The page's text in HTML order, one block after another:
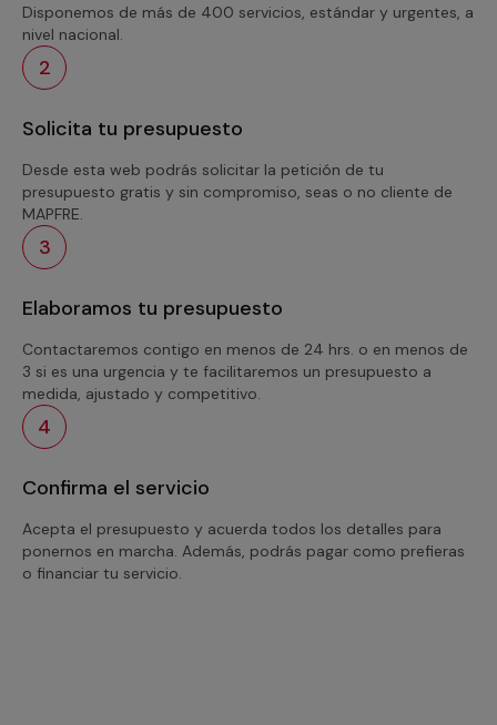
Disponemos de más de 400 servicios, estándar y urgentes, a
nivel nacional.
2
Solicita tu presupuesto
Desde esta web podrás solicitar la petición de tu
presupuesto gratis y sin compromiso, seas o no cliente de
MAPFRE.
3
Elaboramos tu presupuesto
Contactaremos contigo en menos de 24 hrs. o en menos de
3 si es una urgencia y te facilitaremos un presupuesto a
medida, ajustado y competitivo.
4
Confirma el servicio
Acepta el presupuesto y acuerda todos los detalles para
ponernos en marcha. Además, podrás pagar como prefieras
o financiar tu servicio.